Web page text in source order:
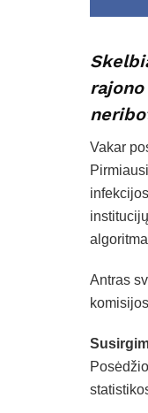
Vakar
Antras